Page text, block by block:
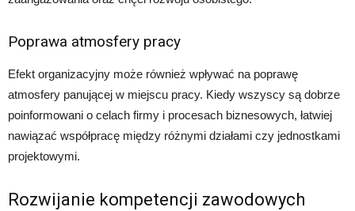
Poprawa atmosfery pracy
Efekt organizacyjny może również wpływać na poprawę
atmosfery panującej w miejscu pracy. Kiedy wszyscy są dobrze
poinformowani o celach firmy i procesach biznesowych, łatwiej
nawiązać współpracę między różnymi działami czy jednostkami
projektowymi.
Rozwijanie kompetencji zawodowych